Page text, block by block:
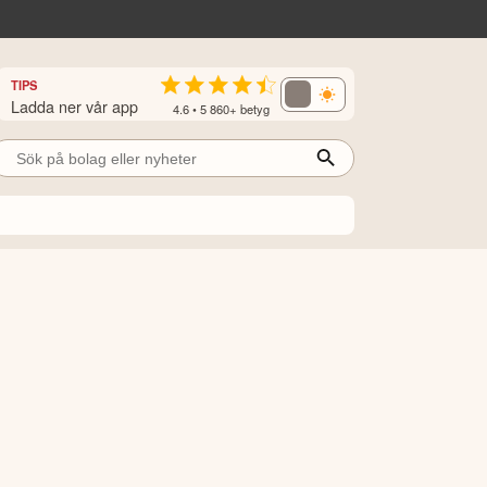
TIPS
Ladda ner vår app 4.6 • 5 860+ betyg